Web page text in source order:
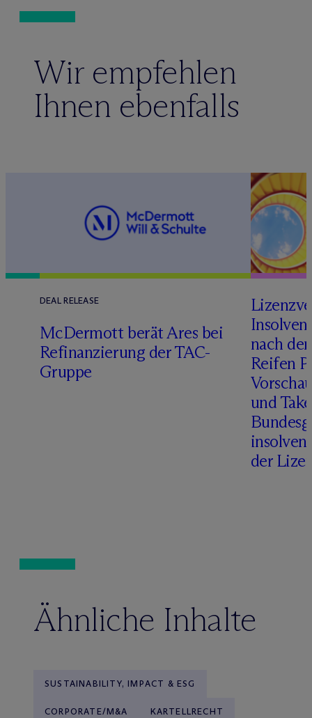
Wir empfehlen
Ihnen ebenfalls
DEAL RELEASE
McDermott berät Ares bei
Refinanzierung der TAC-
Gruppe
nach
Reifen
und
der
Ähnliche Inhalte
SUSTAINABILITY, IMPACT & ESG
CORPORATE/M&A KARTELLRECHT